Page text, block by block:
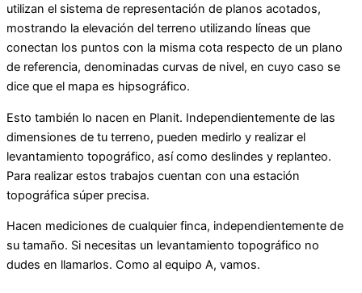
utilizan el sistema de representación de planos acotados,
mostrando la elevación del terreno utilizando líneas que
conectan los puntos con la misma cota respecto de un plano
de referencia, denominadas curvas de nivel, en cuyo caso se
dice que el mapa es hipsográfico.
Esto también lo nacen en Planit. Independientemente de las
dimensiones de tu terreno, pueden medirlo y realizar el
levantamiento topográfico, así como deslindes y replanteo.
Para realizar estos trabajos cuentan con una estación
topográfica súper precisa.
Hacen mediciones de cualquier finca, independientemente de
su tamaño. Si necesitas un levantamiento topográfico no
dudes en llamarlos. Como al equipo A, vamos.